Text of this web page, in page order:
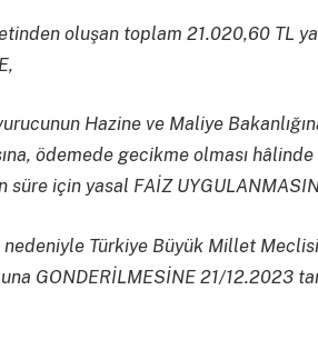
oluşan toplam 21.020,60 TL
Hazine ve Maliye
ödemede gecikme olması
için yasal FAİZ
Türkiye Büyük Millet
GONDERİLMESİNE 21/12.2023